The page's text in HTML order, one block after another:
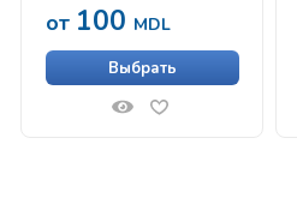
от 100 MDL
Выбрать